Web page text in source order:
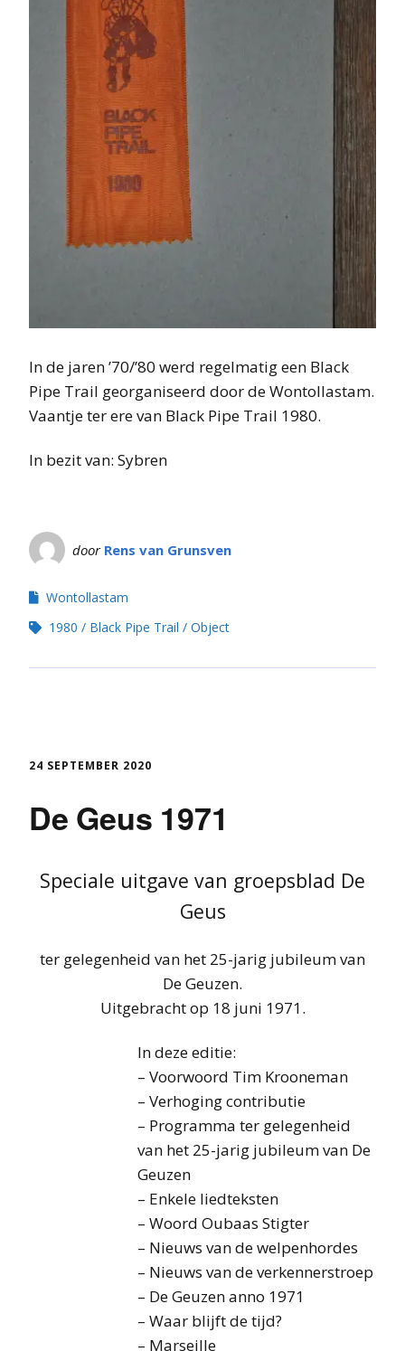
In de jaren ’70/’80 werd regelmatig een Black
Pipe Trail georganiseerd door de Wontollastam.
Vaantje ter ere van Black Pipe Trail 1980.
In bezit van: Sybren
door Rens van Grunsven
Wontollastam
1980
Black Pipe Trail Object
24 SEPTEMBER 2020
De Geus 1971
Speciale uitgave van groepsblad De
Geus
ter gelegenheid van het 25-jarig jubileum van
De Geuzen.
Uitgebracht op 18 juni 1971.
In deze editie:
– Voorwoord Tim Krooneman
– Verhoging contributie
– Programma ter gelegenheid
van het 25-jarig jubileum van De
Geuzen
– Enkele liedteksten
– Woord Oubaas Stigter
– Nieuws van de welpenhordes
– Nieuws van de verkennerstroep
– De Geuzen anno 1971
– Waar blijft de tijd?
– Marseille